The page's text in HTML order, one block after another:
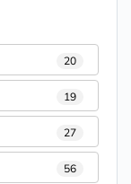
20
19
27
56